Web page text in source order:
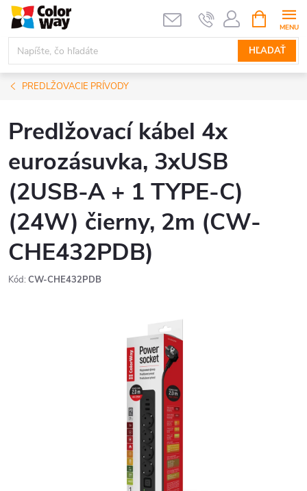
Prejsť
obsah
HĽADAŤ
KOŠÍK
PREDLŽOVACIE PRÍVODY
Predlžovací kábel 4x
eurozásuvka, 3xUSB
(2USB-A + 1 TYPE-C)
(24W) čierny, 2m (CW-
CHE432PDB)
Kód: CW-CHE432PDB